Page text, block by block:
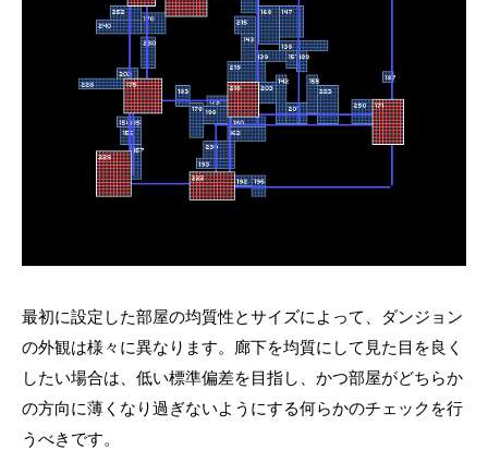
最初に設定した部屋の均質性とサイズによって、ダンジョン
の外観は様々に異なります。廊下を均質にして見た目を良く
したい場合は、低い標準偏差を目指し、かつ部屋がどちらか
の方向に薄くなり過ぎないようにする何らかのチェックを行
うべきです。